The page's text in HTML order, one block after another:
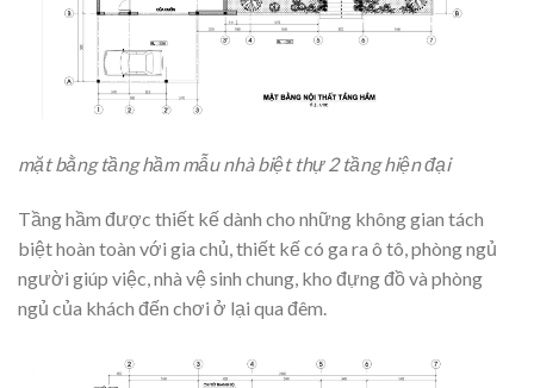
mặt bằng tầng hầm mẫu nhà biệt thự 2 tầng hiện đại
Tầng hầm được thiết kế dành cho những không gian tách
biệt hoàn toàn với gia chủ, thiết kế có ga ra ô tô, phòng ngủ
người giúp việc, nhà vệ sinh chung, kho đựng đồ và phòng
ngủ của khách đến chơi ở lại qua đêm.